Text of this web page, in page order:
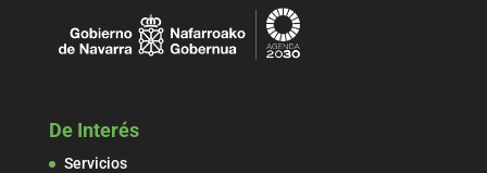
De Interés
Servicios